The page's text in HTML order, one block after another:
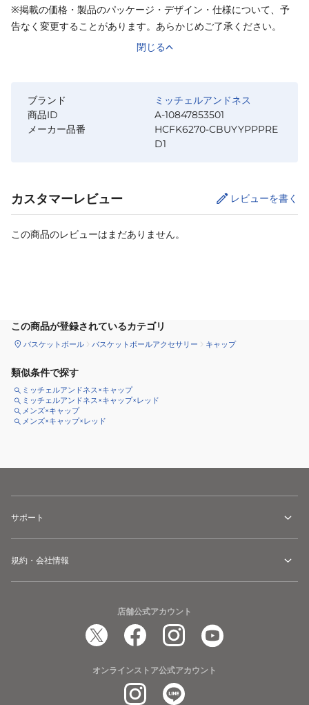
※掲載の価格・製品のパッケージ・デザイン・仕様について、予
告なく変更することがあります。あらかじめご了承ください。
閉じる
ブランド
ミッチェルアンドネス
商品ID
A-10847853501
メーカー品番
HCFK6270-CBUYYPPPRE
D1
カスタマーレビュー レビューを書く
この商品のレビューはまだありません。
この商品が登録されているカテゴリ
バスケットボール バスケットボールアクセサリー キャップ
類似条件で探す
ミッチェルアンドネス×キャップ
ミッチェルアンドネス×キャップ×レッド
メンズ×キャップ
メンズ×キャップ×レッド
サポート
規約・会社情報
店舗公式アカウント
オンラインストア公式アカウント